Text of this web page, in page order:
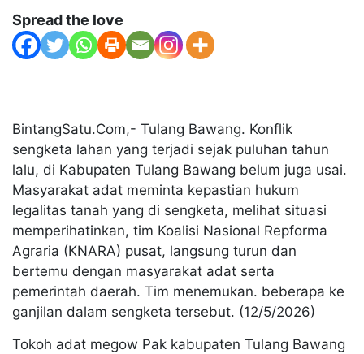
Spread the love
BintangSatu.Com,- Tulang Bawang. Konflik
sengketa lahan yang terjadi sejak puluhan tahun
lalu, di Kabupaten Tulang Bawang belum juga usai.
Masyarakat adat meminta kepastian hukum
legalitas tanah yang di sengketa, melihat situasi
memperihatinkan, tim Koalisi Nasional Repforma
Agraria (KNARA) pusat, langsung turun dan
bertemu dengan masyarakat adat serta
pemerintah daerah. Tim menemukan. beberapa ke
ganjilan dalam sengketa tersebut. (12/5/2026)
Tokoh adat megow Pak kabupaten Tulang Bawang